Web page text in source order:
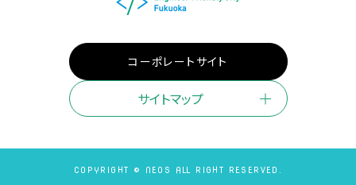
コーポレートサイト
サイトマップ
COPYRIGHT © NEOS ALL RIGHT RESERVED.